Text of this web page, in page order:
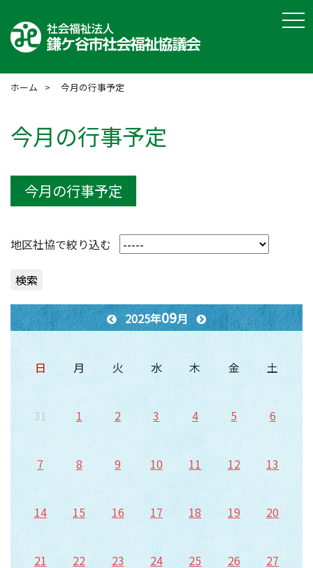
ホーム 今月の行事予定
今月の行事予定
今月の行事予定
地区社協で絞り込む
検索
2025年09月
日 月 火 水 木 金 土
31 1 2 3 4 5 6
7 8 9 10 11 12 13
14 15 16 17 18 19 20
21 22 23 24 25 26 27